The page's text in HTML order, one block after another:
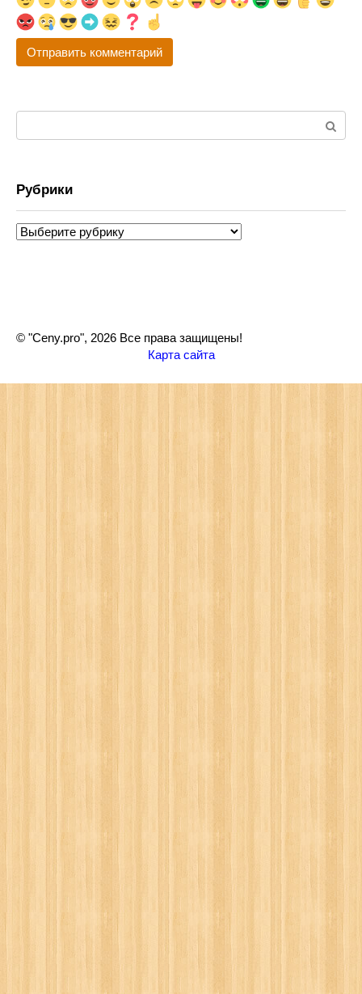
Рубрики
Рубрики
© "Ceny.pro", 2026 Все права защищены!
Карта сайта